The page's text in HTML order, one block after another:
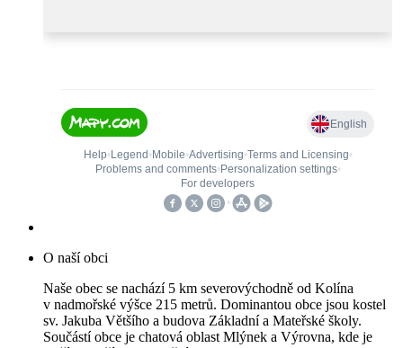
O naší obci
Naše obec se nachází 5 km severovýchodně od Kolína
v nadmořské výšce 215 metrů. Dominantou obce jsou kostel
sv. Jakuba Většího a budova Základní a Mateřské školy.
Součástí obce je chatová oblast Mlýnek a Výrovna, kde je